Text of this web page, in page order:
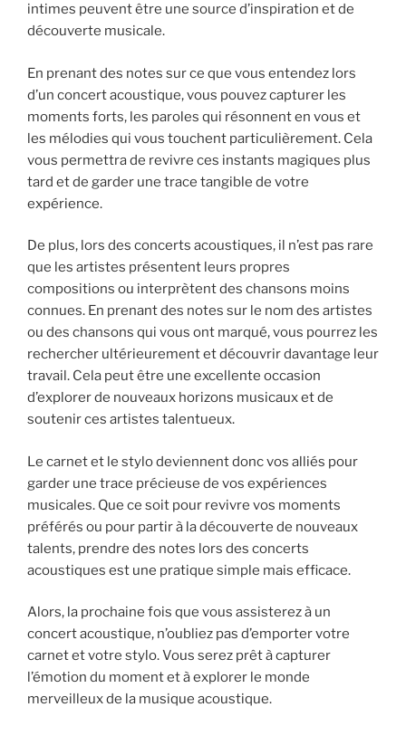
intimes peuvent être une source d’inspiration et de
découverte musicale.
En prenant des notes sur ce que vous entendez lors
d’un concert acoustique, vous pouvez capturer les
moments forts, les paroles qui résonnent en vous et
les mélodies qui vous touchent particulièrement. Cela
vous permettra de revivre ces instants magiques plus
tard et de garder une trace tangible de votre
expérience.
De plus, lors des concerts acoustiques, il n’est pas rare
que les artistes présentent leurs propres
compositions ou interprètent des chansons moins
connues. En prenant des notes sur le nom des artistes
ou des chansons qui vous ont marqué, vous pourrez les
rechercher ultérieurement et découvrir davantage leur
travail. Cela peut être une excellente occasion
d’explorer de nouveaux horizons musicaux et de
soutenir ces artistes talentueux.
Le carnet et le stylo deviennent donc vos alliés pour
garder une trace précieuse de vos expériences
musicales. Que ce soit pour revivre vos moments
préférés ou pour partir à la découverte de nouveaux
talents, prendre des notes lors des concerts
acoustiques est une pratique simple mais efficace.
Alors, la prochaine fois que vous assisterez à un
concert acoustique, n’oubliez pas d’emporter votre
carnet et votre stylo. Vous serez prêt à capturer
l’émotion du moment et à explorer le monde
merveilleux de la musique acoustique.